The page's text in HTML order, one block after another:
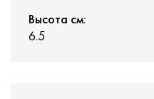
Высота см:
6.5